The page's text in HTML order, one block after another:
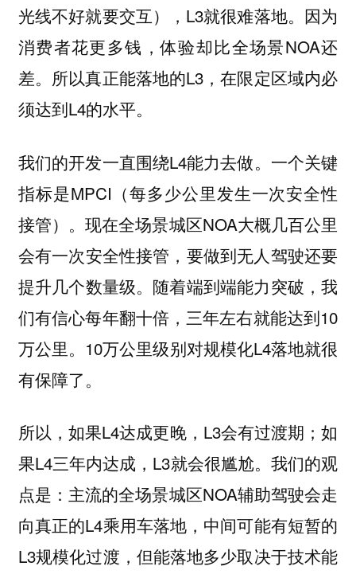
光线不好就要交互），L3就很难落地。因为
消费者花更多钱，体验却比全场景NOA还
差。所以真正能落地的L3，在限定区域内必
须达到L4的水平。
我们的开发一直围绕L4能力去做。一个关键
指标是MPCI（每多少公里发生一次安全性
接管）。现在全场景城区NOA大概几百公里
会有一次安全性接管，要做到无人驾驶还要
提升几个数量级。随着端到端能力突破，我
们有信心每年翻十倍，三年左右就能达到10
万公里。10万公里级别对规模化L4落地就很
有保障了。
所以，如果L4达成更晚，L3会有过渡期；如
果L4三年内达成，L3就会很尴尬。我们的观
点是：主流的全场景城区NOA辅助驾驶会走
向真正的L4乘用车落地，中间可能有短暂的
L3规模化过渡，但能落地多少取决于技术能